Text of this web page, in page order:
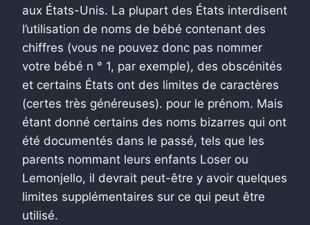
aux États-Unis. La plupart des États interdisent
l’utilisation de noms de bébé contenant des
chiffres (vous ne pouvez donc pas nommer
votre bébé n ° 1, par exemple), des obscénités
et certains États ont des limites de caractères
(certes très généreuses). pour le prénom. Mais
étant donné certains des noms bizarres qui ont
été documentés dans le passé, tels que les
parents nommant leurs enfants Loser ou
Lemonjello, il devrait peut-être y avoir quelques
limites supplémentaires sur ce qui peut être
utilisé.